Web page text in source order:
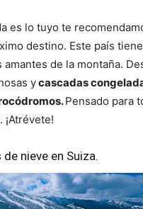
es lo tuyo te
destino. Este país
de la montaña.
ycascadas
Pensado para
¡Atrévete!
nieve en Suiza.